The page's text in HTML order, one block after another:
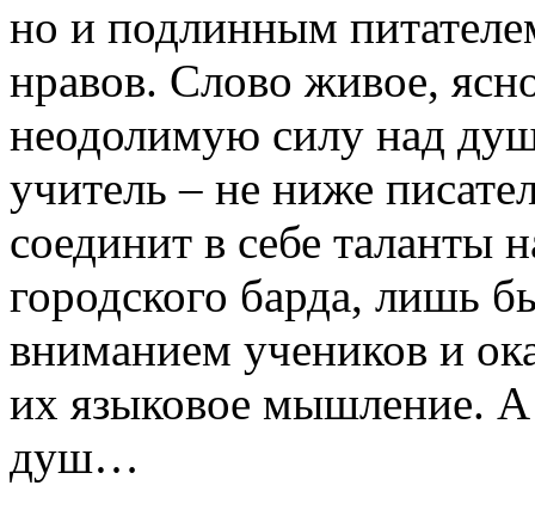
но и подлинным
нравов. Слово живое,
неодолимую силу над
учитель – не ниже
соединит в себе таланты
городского барда, лишь
вниманием учеников и
их языковое мышление.
душ…